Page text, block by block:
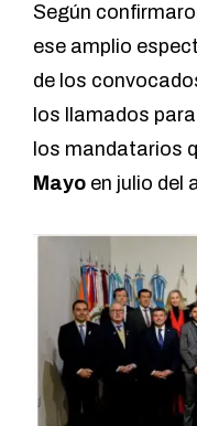
Según
ese amplio
de los
los llamados
los mandatarios
Mayo en julio del